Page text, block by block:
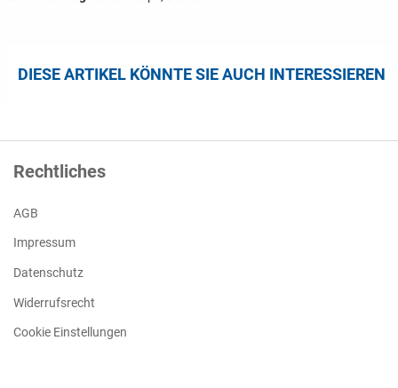
DIESE ARTIKEL KÖNNTE SIE AUCH INTERESSIEREN
Rechtliches
AGB
Impressum
Datenschutz
Widerrufsrecht
Cookie Einstellungen